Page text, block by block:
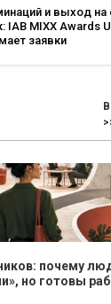
и выход на
IAB MIXX Awards
заявки
почему
но готовы